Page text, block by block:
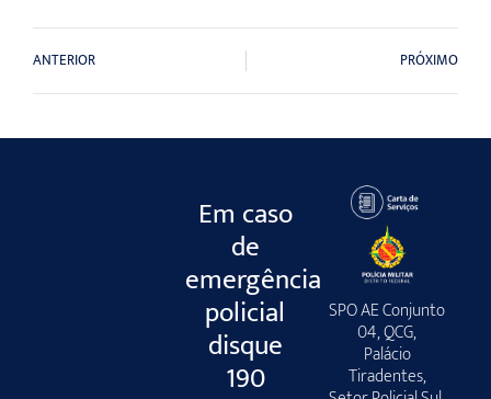
ANTERIOR PRÓXIMO
Em caso
de
emergência
policial
disque
190
SPO AE Conjunto
04, QCG,
Palácio
Tiradentes,